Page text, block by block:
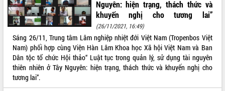
hiện nhiệm vụ quản lý tài sản công
hàng tuần
Tháo gỡ những vướng mắc, đẩy mạnh
công tác cải cách thủ tục hành chính
tại Trung tâm Phục vụ hành chính
công tỉnh
Đắk Lắk: Tôn vinh 46 giải pháp tại Hội
thi Sáng tạo Kỹ thuật 2024 - 2025
Nguyên: hiện trạng, thách thức và
khuyến nghị cho tương lai”
(26/11/2021, 16:49)
Sáng 26/11, Trung tâm Lâm nghiệp nhiệt đới Việt Nam (Tropenbos Việt
Nam) phối hợp cùng Viện Hàn Lâm Khoa học Xã hội Việt Nam và Ban
Dân tộc tổ chức Hội thảo“ Luật tục trong quản lý, sử dụng tài nguyên
thiên nhiên ở Tây Nguyên: hiện trạng, thách thức và khuyến nghị cho
tương lai”.